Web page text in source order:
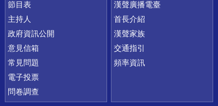
節目表
主持人
政府資訊公開
意見信箱
常見問題
電子投票
問卷調查
漢聲廣播電臺
首長介紹
漢聲家族
交通指引
頻率資訊